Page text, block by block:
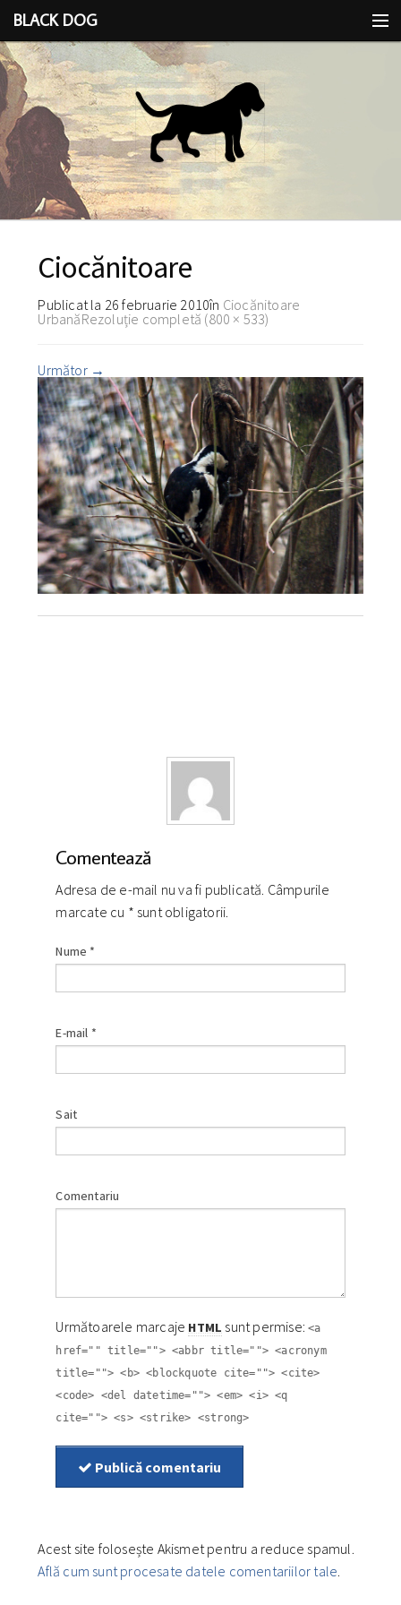
BLACK DOG
IDEEA
CU LIMBA SCOASĂ
Ciocănitoare
Publicat la 26 februarie 2010în Ciocănitoare
UrbanăRezoluție completă (800 × 533)
Următor →
Comentează
Adresa de e-mail nu va fi publicată. Câmpurile
marcate cu * sunt obligatorii.
Nume *
E-mail *
Sait
Comentariu
Următoarele marcaje HTML sunt permise:<a
href="" title=""> <abbr title=""> <acronym
title=""> <b> <blockquote cite=""> <cite>
<code> <del datetime=""> <em> <i> <q
cite=""> <s> <strike> <strong>
Publică comentariu
Acest site folosește Akismet pentru a reduce spamul.
Află cum sunt procesate datele comentariilor tale.